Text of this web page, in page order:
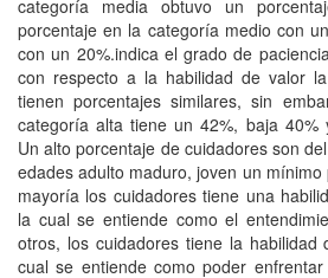
categoría media obtuvo un
porcentaje en la categoría medio con
con un 20%.indica el grado de
con respecto a la habilidad de valor
tienen porcentajes similares, sin
categoría alta tiene un 42%, baja 40%
Un alto porcentaje de cuidadores son
edades adulto maduro, joven un
mayoría los cuidadores tiene una
la cual se entiende como el
otros, los cuidadores tiene la
cual se entiende como poder